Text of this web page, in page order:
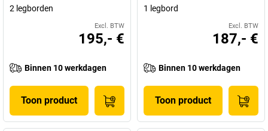
2 legborden
Excl. BTW
195,- €
Binnen 10 werkdagen
Toon product
1 legbord
Excl. BTW
187,- €
Binnen 10 werkdagen
Toon product